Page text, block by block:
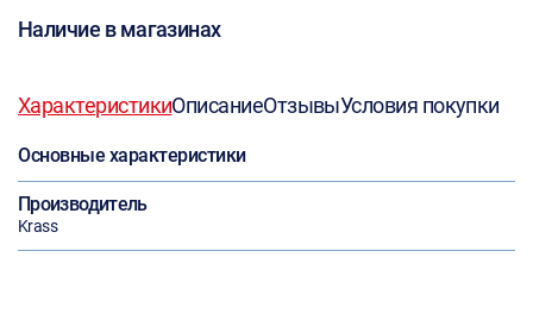
Наличие в магазинах
ХарактеристикиОписаниеОтзывыУсловия покупки
Основные характеристики
Производитель
Krass